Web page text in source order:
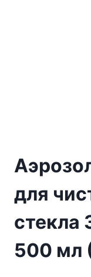
для
стекла
500 мл